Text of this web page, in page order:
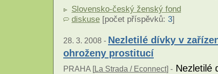
Slovensko-český ženský fond
diskuse [počet příspěvků: 3]
28. 3. 2008 - Nezletilé dívky v
ohroženy prostitucí
PRAHA [La Strada / Econnect] - Nezletilé